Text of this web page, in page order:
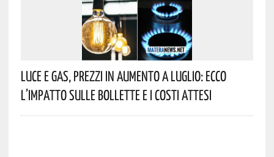
Luce E Gas, Prezzi In Aumento A Luglio: Ecco
L’impatto Sulle Bollette E I Costi Attesi